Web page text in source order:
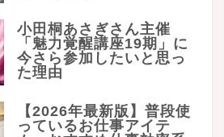
小田桐あさぎさん主催
「魅力覚醒講座19期」に
今さら参加したいと思っ
た理由
【2026年最新版】普段使
っているお仕事アイテ